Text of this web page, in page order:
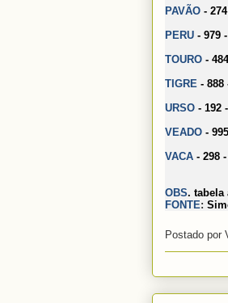
PAVÃO -
PERU - 979
TOURO -
TIGRE - 888
URSO - 192
VEADO -
VACA - 298
OBS. tabela
FONTE:
Postado por